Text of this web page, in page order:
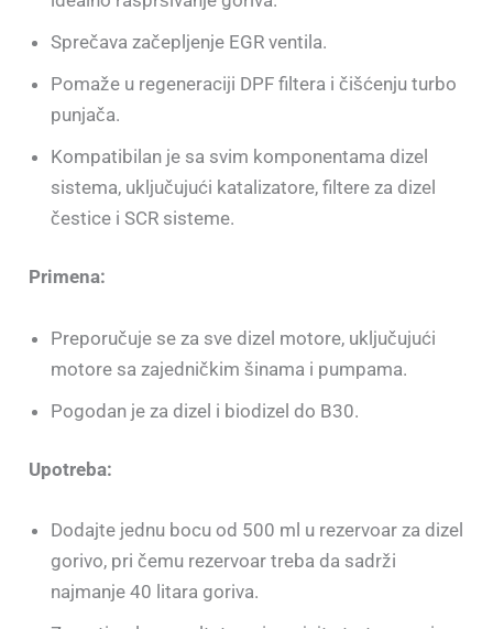
Sprečava začepljenje EGR ventila.
Pomaže u regeneraciji DPF filtera i čišćenju turbo
punjača.
Kompatibilan je sa svim komponentama dizel
sistema, uključujući katalizatore, filtere za dizel
čestice i SCR sisteme.
Primena:
Preporučuje se za sve dizel motore, uključujući
motore sa zajedničkim šinama i pumpama.
Pogodan je za dizel i biodizel do B30.
Upotreba:
Dodajte jednu bocu od 500 ml u rezervoar za dizel
gorivo, pri čemu rezervoar treba da sadrži
najmanje 40 litara goriva.